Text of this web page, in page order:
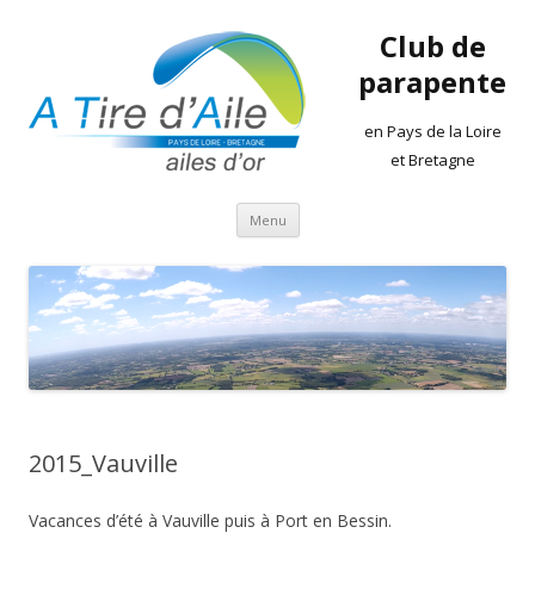
Club de
parapente
en Pays de la Loire
et Bretagne
Menu Aller
contenu
2015_Vauville
Vacances d’été à Vauville puis à Port en Bessin.